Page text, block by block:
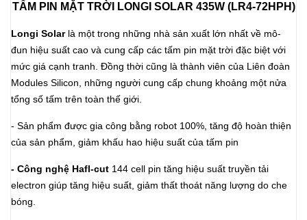
TẤM PIN MẶT TRỜI LONGI SOLAR 435W (LR4-72HPH)
Longi Solarlà một trong những nhà sản xuất lớn nhất về mô-
đun hiệu suất cao và cung cấp các tấm pin mặt trời đặc biệt với
mức giá cạnh tranh. Đồng thời cũng là thành viên của Liên đoàn
Modules Silicon, những người cung cấp chung khoảng một nửa
tổng số tấm trên toàn thế giới.
- Sản phẩm được gia công bằng robot 100%, tăng độ hoàn thiện
của sản phẩm, giảm khấu hao hiệu suất của tấm pin
- Công nghệ Hafl-cut 144 cell pin tăng hiệu suất truyền tải
electron giúp tăng hiệu suất, giảm thất thoát năng lượng do che
bóng.